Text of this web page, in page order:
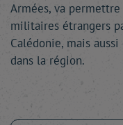
Armées, va
militaires étrangers
Calédonie, mais
dans la région.